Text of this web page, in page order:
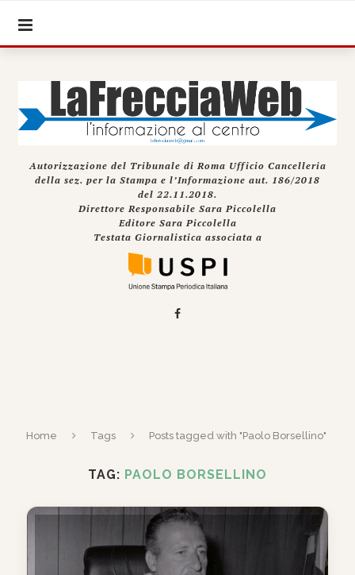
Autorizzazione del Tribunale di Roma Ufficio Cancelleria
della sez. per la Stampa e l’Informazione aut. 186/2018
del 22.11.2018.
Direttore Responsabile Sara Piccolella
Editore Sara Piccolella
Testata Giornalistica associata a
Home Tags Posts tagged with "Paolo Borsellino"
TAG: PAOLO BORSELLINO